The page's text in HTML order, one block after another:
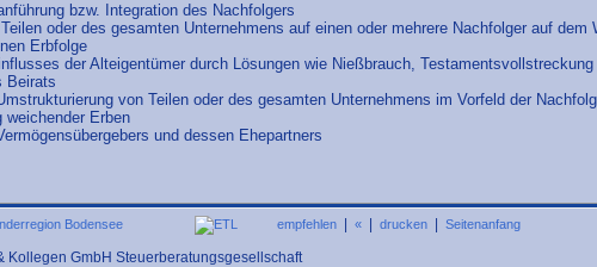
bzw. Integration des Nachfolgers
oder des gesamten Unternehmens auf einen oder mehrere Nachfolger auf dem
Erbfolge
der Alteigentümer durch Lösungen wie Nießbrauch, Testamentsvollstreckung
Beirats
von Teilen oder des gesamten Unternehmens im Vorfeld der
weichender Erben
und dessen Ehepartners
empfehlen « drucken Seitenanfang
Kollegen GmbH Steuerberatungsgesellschaft